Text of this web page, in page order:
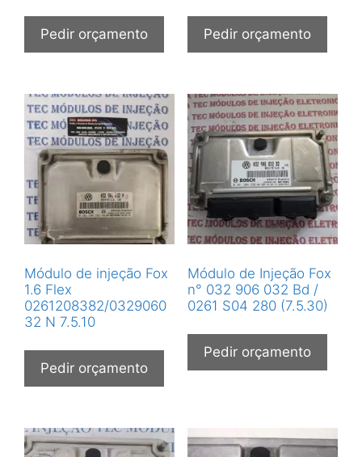
Pedir orçamento Pedir orçamento
Módulo de injeção Fox
1.6 Flex
0261208382/0329060
32 N 7.5.10
Pedir orçamento
Módulo de Injeção Fox
n° 032 906 032 Bd /
0261 S04 280 (7.5.30)
Pedir orçamento